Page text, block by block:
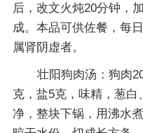
后，改文火炖20分钟，
成。本品可供佐餐，每
属肾阴虚者。
壮阳狗肉汤：狗肉
克，盐5克，味精，葱
净，整块下锅，用沸水